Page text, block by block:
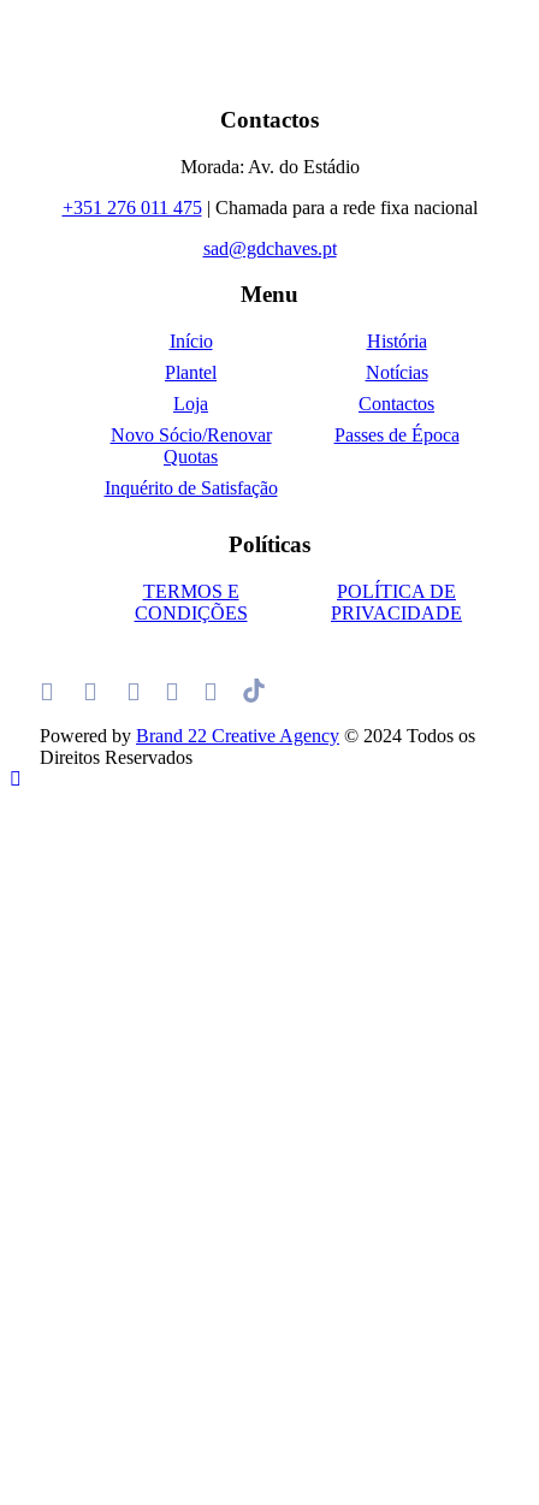
Contactos
Morada: Av. do Estádio
+351 276 011 475| Chamada para a rede fixa nacional
sad@gdchaves.pt
Menu
Início
História
Plantel
Notícias
Loja
Contactos
Novo Sócio/Renovar
Quotas
Passes de Época
Inquérito de Satisfação
Políticas
TERMOS E
CONDIÇÕES
POLÍTICA DE
PRIVACIDADE
Powered by Brand 22 Creative Agency © 2024 Todos os
Direitos Reservados